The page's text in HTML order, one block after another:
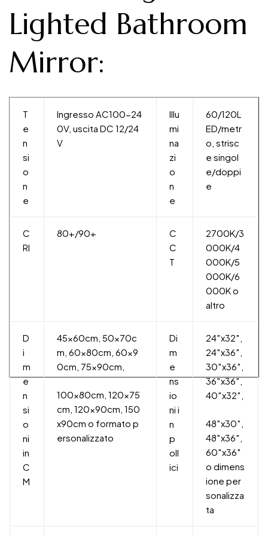
Lighted Bathroom
Mirror:
T
e
n
si
o
n
e
Ingresso AC100-24
0V, uscita DC 12/24
V
Illu
mi
na
zi
o
n
e
60/120L
ED/metr
o, strisc
e singol
e/doppi
e
C
RI
80+/90+
C
C
T
2700K/3
000K/4
000K/5
000K/6
000K o
altro
D
i
m
e
n
si
o
ni
in
C
M
45x60cm, 50x70c
m, 60x80cm, 60x9
0cm, 75x90cm,
100x80cm, 120x75
cm, 120x90cm, 150
x90cm o formato p
ersonalizzato
Di
m
e
ns
io
ni i
n
p
oll
ici
24″x32″,
24″x36″,
30″x36″,
36″x36″,
40″x32″,
48″x30″,
48″x36″,
60″x36″
o dimens
ione per
sonalizza
ta